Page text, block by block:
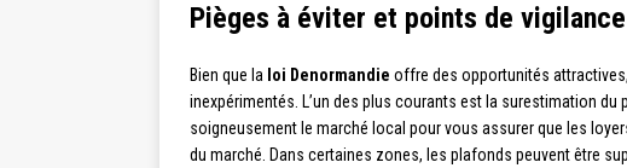
Pièges à éviter et points de vigilance
Bien que la loi Denormandie offre des opportunités
inexpérimentés. L’un des plus courants est la surestimation du
soigneusement le marché local pour vous assurer que les
du marché. Dans certaines zones, les plafonds peuvent être